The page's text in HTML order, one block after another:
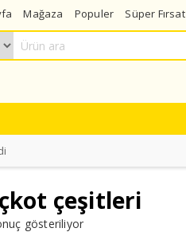
Mağaza Populer Süper Fırsat
çeşitleri
gösteriliyor